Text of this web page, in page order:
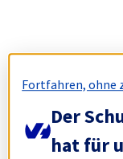
Fortfahren, ohne
Der
hat für